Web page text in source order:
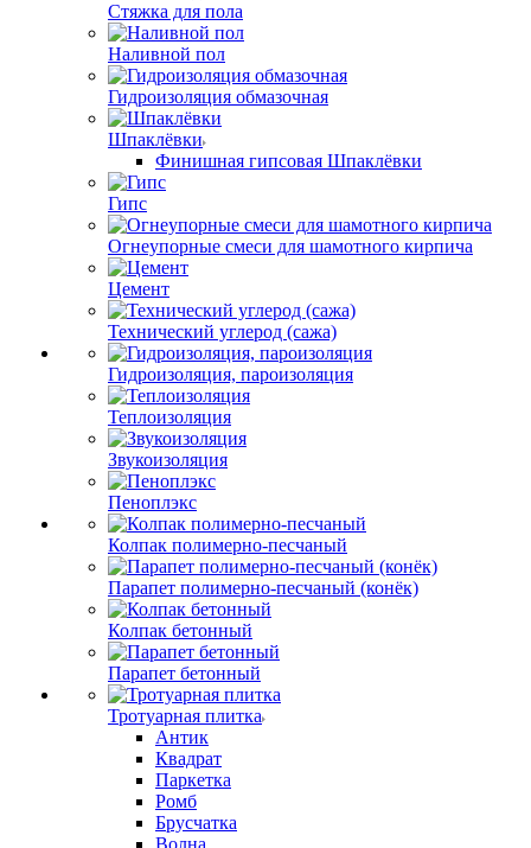
Стяжка для пола
Наливной пол
Гидроизоляция обмазочная
Шпаклёвки
Финишная гипсовая Шпаклёвки
Гипс
Огнеупорные смеси для шамотного кирпича
Цемент
Технический углерод (сажа)
Гидроизоляция, пароизоляция
Теплоизоляция
Звукоизоляция
Пеноплэкс
Колпак полимерно-песчаный
Парапет полимерно-песчаный (конёк)
Колпак бетонный
Парапет бетонный
Тротуарная плитка
Антик
Квадрат
Паркетка
Ромб
Брусчатка
Волна